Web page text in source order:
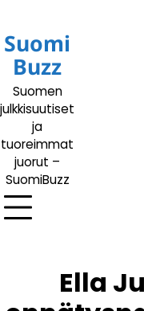
Suomi
Buzz
Suomen
julkkisuutiset
ja
tuoreimmat
juorut –
SuomiBuzz
Ella